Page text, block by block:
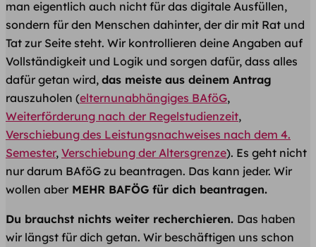
man eigentlich auch nicht für das digitale Ausfüllen,
sondern für den Menschen dahinter, der dir mit Rat und
Tat zur Seite steht. Wir kontrollieren deine Angaben auf
Vollständigkeit und Logik und sorgen dafür, dass alles
dafür getan wird, das meiste aus deinem Antrag
rauszuholen (elternunabhängiges BAföG,
Weiterförderung nach der Regelstudienzeit,
Verschiebung des Leistungsnachweises nach dem 4.
Semester, Verschiebung der Altersgrenze). Es geht nicht
nur darum BAföG zu beantragen. Das kann jeder. Wir
wollen aber MEHR BAFÖG für dich beantragen.
Du brauchst nichts weiter recherchieren. Das haben
wir längst für dich getan. Wir beschäftigen uns schon